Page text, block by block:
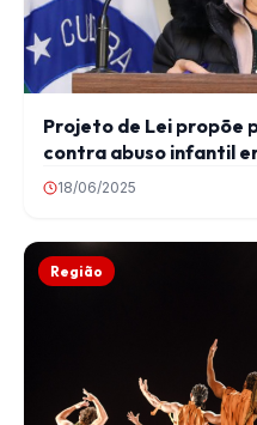
Projeto de Lei propõe
contra abuso infantil
18/06/2025
Região